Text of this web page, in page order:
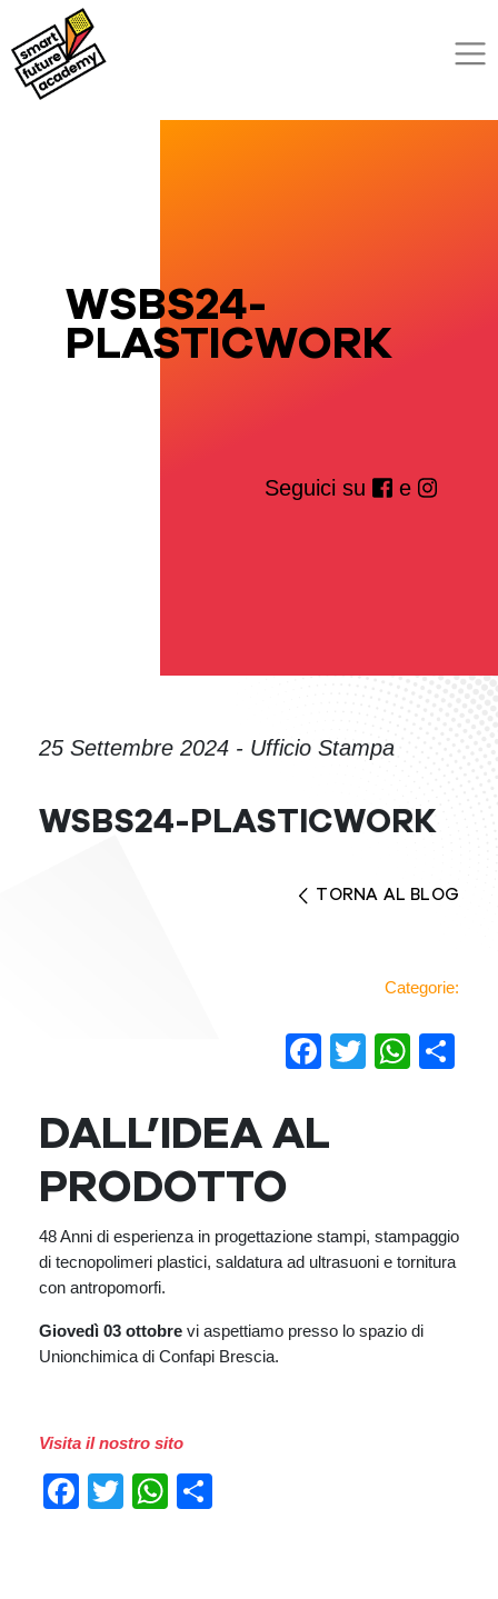
WSBS24-
PLASTICWORK
Seguici su e
25 Settembre 2024 - Ufficio Stampa
WSBS24-PLASTICWORK
TORNA AL BLOG
Categorie:
Facebook
Twitter
DALL’IDEA AL
PRODOTTO
48 Anni di esperienza in progettazione stampi, stampaggio
di tecnopolimeri plastici, saldatura ad ultrasuoni e tornitura
con antropomorfi.
Giovedì 03 ottobre vi aspettiamo presso lo spazio di
Unionchimica di Confapi Brescia.
Visita il nostro sito
Facebook
TwitterWhatsApp